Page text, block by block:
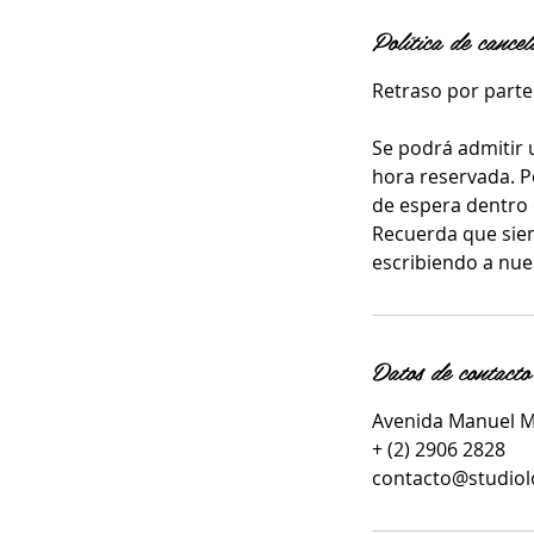
Política de
Retraso por
Se podrá admitir
hora reservada.
de espera
Recuerda que
escribiendo a
Datos de contacto
Avenida Manuel
+ (2) 2906 2828